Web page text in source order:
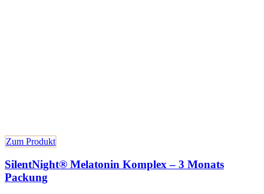
Zum Produkt
SilentNight® Melatonin Komplex – 3 Monats
Packung